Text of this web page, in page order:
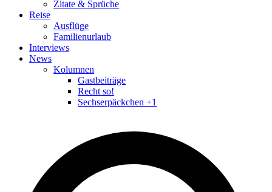
Zitate & Sprüche
Reise
Ausflüge
Familienurlaub
Interviews
News
Kolumnen
Gastbeiträge
Recht so!
Sechserpäckchen +1